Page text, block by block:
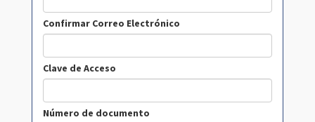
Confirmar Correo Electrónico
Clave de Acceso
Número de documento